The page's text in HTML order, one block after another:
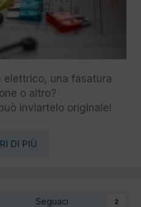
elettrico, una fasatura
o altro?
inviartelo originale!
DI PIÙ
Seguaci 2